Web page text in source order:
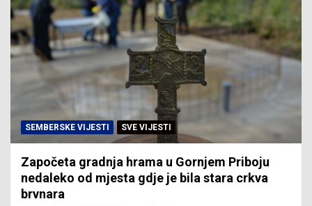
SEMBERSKE VIJESTI SVE VIJESTI
Započeta gradnja hrama u Gornjem Priboju
nedaleko od mjesta gdje je bila stara crkva
brvnara